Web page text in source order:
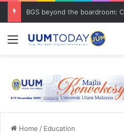
Menu
Home / Education